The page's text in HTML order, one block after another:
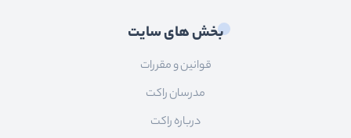
بخش های سایت
قوانین و مقررات
مدرسان راکت
درباره راکت